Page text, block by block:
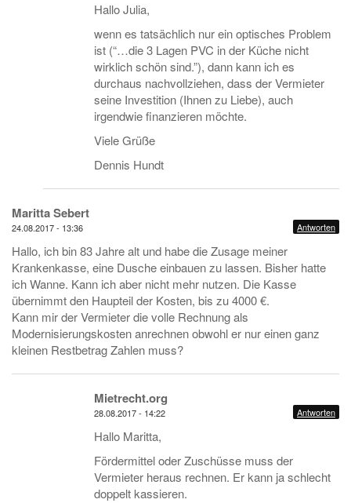
Hallo Julia,
wenn es tatsächlich nur ein optisches Problem
ist (“…die 3 Lagen PVC in der Küche nicht
wirklich schön sind.”), dann kann ich es
durchaus nachvollziehen, dass der Vermieter
seine Investition (Ihnen zu Liebe), auch
irgendwie finanzieren möchte.
Viele Grüße
Dennis Hundt
Maritta Sebert
24.08.2017 - 13:36 Antworten
Hallo, ich bin 83 Jahre alt und habe die Zusage meiner
Krankenkasse, eine Dusche einbauen zu lassen. Bisher hatte
ich Wanne. Kann ich aber nicht mehr nutzen. Die Kasse
übernimmt den Haupteil der Kosten, bis zu 4000 €.
Kann mir der Vermieter die volle Rechnung als
Modernisierungskosten anrechnen obwohl er nur einen ganz
kleinen Restbetrag Zahlen muss?
Mietrecht.org
28.08.2017 - 14:22 Antworten
Hallo Maritta,
Fördermittel oder Zuschüsse muss der
Vermieter heraus rechnen. Er kann ja schlecht
doppelt kassieren.